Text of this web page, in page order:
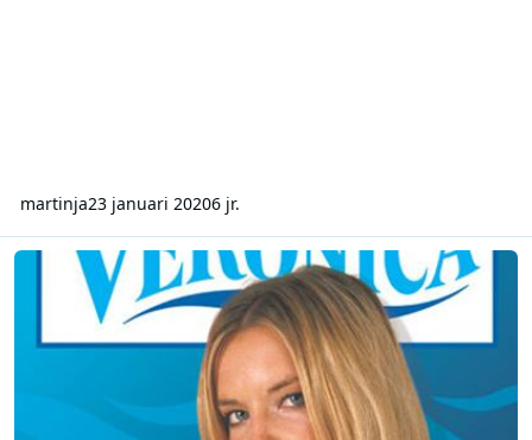
martinja23 januari 20206 jr.
2004 09 01-0000-0100-V Day Top 5 - Bart van Leeuwen-Radio